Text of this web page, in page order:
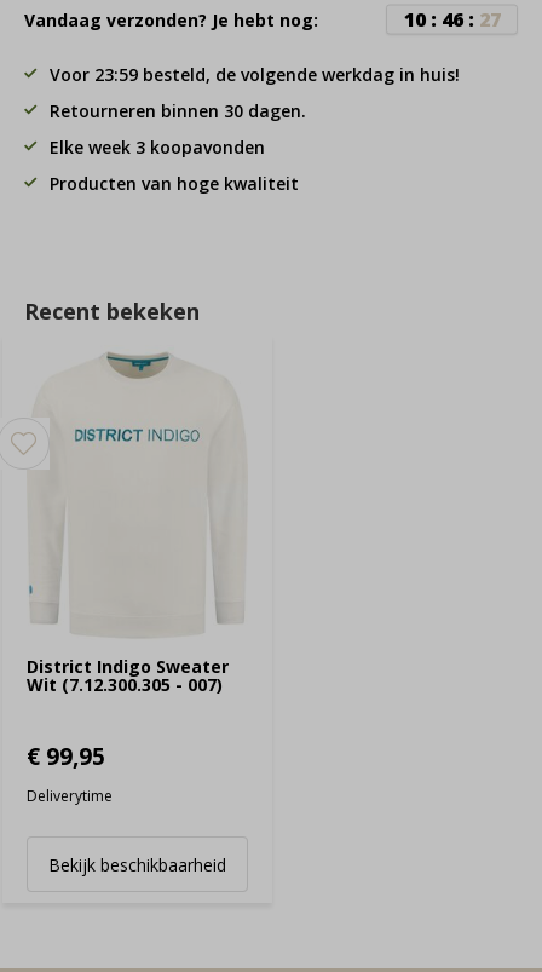
Vandaag verzonden? Je hebt nog: 10: 46: 27
Voor 23:59 besteld, de volgende werkdag in huis!
Retourneren binnen 30 dagen.
Elke week 3 koopavonden
Producten van hoge kwaliteit
Recent bekeken
District Indigo Sweater
Wit (7.12.300.305 - 007)
€ 99,95
Deliverytime
Bekijk beschikbaarheid